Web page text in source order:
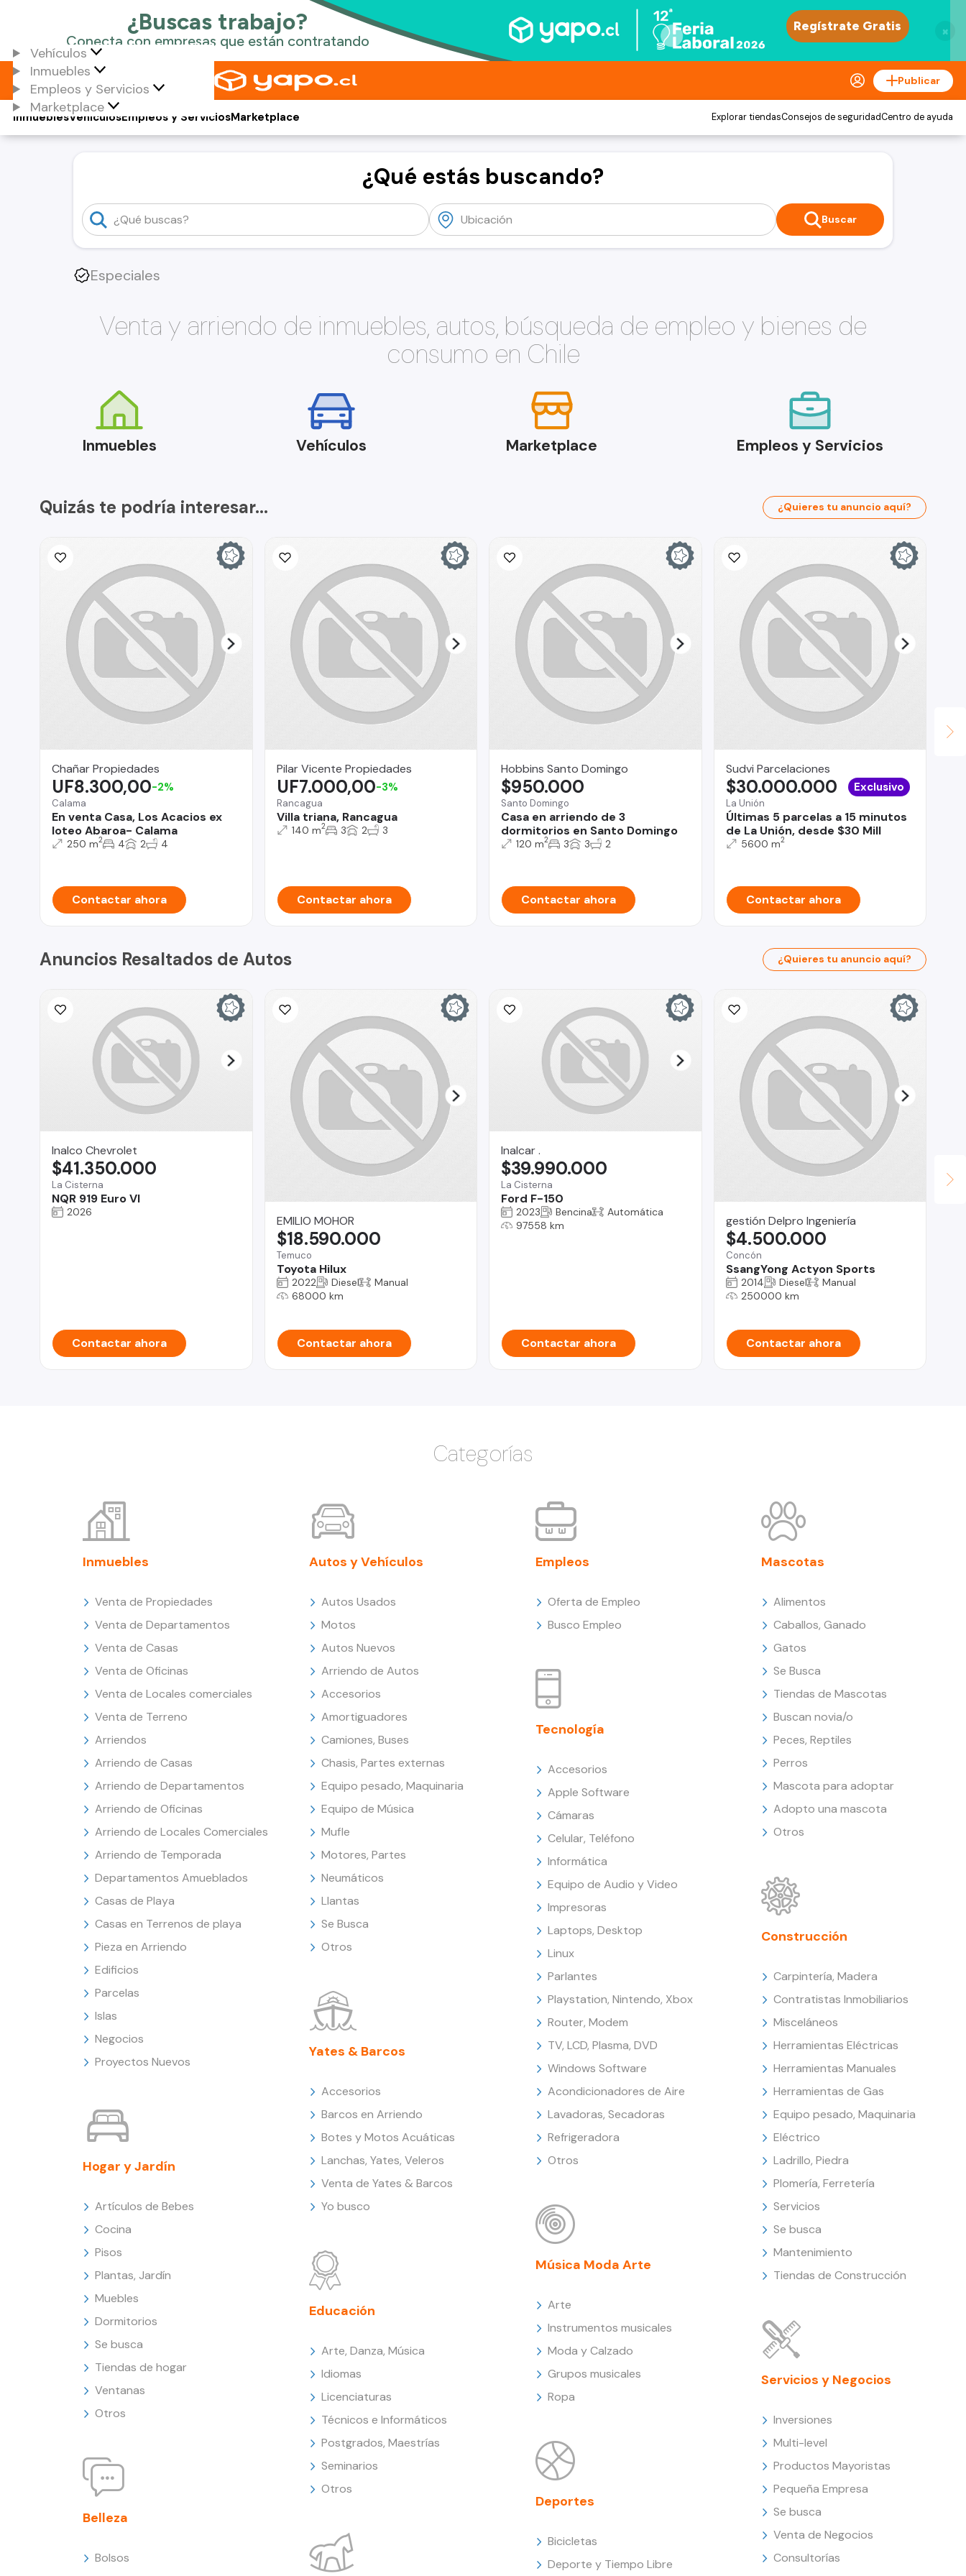
×
Vehículos
Inmuebles
Empleos y Servicios
Marketplace
Publicar
Vehículos
Inmuebles Empleos y ServiciosMarketplace Explorar tiendasConsejos de seguridadCentro de ayuda
¿Qué estás buscando?
Buscar
Especiales
Venta y arriendo de inmuebles, autos, búsqueda de empleo y bienes de
consumo en Chile
Inmuebles Vehículos Marketplace Empleos y Servicios
Quizás te podría interesar... ¿Quieres tu anuncio aquí?
Chañar Propiedades
Calama
En venta Casa, Los Acacios ex
loteo Abaroa- Calama
UF8.300,00-2%
250 m2 4 2 4
Contactar ahora
Pilar Vicente Propiedades
Rancagua
Villa triana, Rancagua
UF7.000,00-3%
140 m2 3 2 3
Contactar ahora
Hobbins Santo Domingo
Santo Domingo
Casa en arriendo de 3
dormitorios en Santo Domingo
$950.000
120 m2 3 3 2
Contactar ahora
Sudvi Parcelaciones
La Unión
Últimas 5 parcelas a 15 minutos
de La Unión, desde $30 Mill
$30.000.000 Exclusivo
5600 m2
Contactar ahora
Anuncios Resaltados de Autos ¿Quieres tu anuncio aquí?
Inalco Chevrolet
La Cisterna
NQR 919 Euro VI
$41.350.000
2026
Contactar ahora
EMILIO MOHOR
Temuco
Toyota Hilux
$18.590.000
2022 Diesel
Manual
68000 km
Contactar ahora
Inalcar .
La Cisterna
Ford F-150
$39.990.000
2023 Bencina
Automática
97558 km
Contactar ahora
gestión Delpro Ingeniería
Concón
SsangYong Actyon Sports
$4.500.000
2014 Diesel
Manual
250000 km
Contactar ahora
Categorías
Inmuebles
Venta de Propiedades
Venta de Departamentos
Venta de Casas
Venta de Oficinas
Venta de Locales comerciales
Venta de Terreno
Arriendos
Arriendo de Casas
Arriendo de Departamentos
Arriendo de Oficinas
Arriendo de Locales Comerciales
Arriendo de Temporada
Departamentos Amueblados
Casas de Playa
Casas en Terrenos de playa
Pieza en Arriendo
Edificios
Parcelas
Islas
Negocios
Proyectos Nuevos
Hogar y Jardín
Artículos de Bebes
Cocina
Pisos
Plantas, Jardín
Muebles
Dormitorios
Se busca
Tiendas de hogar
Ventanas
Otros
Belleza
Bolsos
Autos y Vehículos
Autos Usados
Motos
Autos Nuevos
Arriendo de Autos
Accesorios
Amortiguadores
Camiones, Buses
Chasis, Partes externas
Equipo pesado, Maquinaria
Equipo de Música
Mufle
Motores, Partes
Neumáticos
Llantas
Se Busca
Otros
Yates & Barcos
Accesorios
Barcos en Arriendo
Botes y Motos Acuáticas
Lanchas, Yates, Veleros
Venta de Yates & Barcos
Yo busco
Educación
Arte, Danza, Música
Idiomas
Licenciaturas
Técnicos e Informáticos
Postgrados, Maestrías
Seminarios
Otros
Empleos
Oferta de Empleo
Busco Empleo
Tecnología
Accesorios
Apple Software
Cámaras
Celular, Teléfono
Informática
Equipo de Audio y Video
Impresoras
Laptops, Desktop
Linux
Parlantes
Playstation, Nintendo, Xbox
Router, Modem
TV, LCD, Plasma, DVD
Windows Software
Acondicionadores de Aire
Lavadoras, Secadoras
Refrigeradora
Otros
Música Moda Arte
Arte
Instrumentos musicales
Moda y Calzado
Grupos musicales
Ropa
Deportes
Bicicletas
Deporte y Tiempo Libre
Mascotas
Alimentos
Caballos, Ganado
Gatos
Se Busca
Tiendas de Mascotas
Buscan novia/o
Peces, Reptiles
Perros
Mascota para adoptar
Adopto una mascota
Otros
Construcción
Carpintería, Madera
Contratistas Inmobiliarios
Misceláneos
Herramientas Eléctricas
Herramientas Manuales
Herramientas de Gas
Equipo pesado, Maquinaria
Eléctrico
Ladrillo, Piedra
Plomería, Ferretería
Servicios
Se busca
Mantenimiento
Tiendas de Construcción
Servicios y Negocios
Inversiones
Multi-level
Productos Mayoristas
Pequeña Empresa
Se busca
Venta de Negocios
Consultorías